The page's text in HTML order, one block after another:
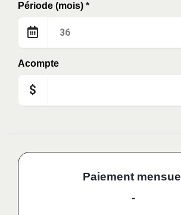
Période (mois) *
Acompte
$
Paiement mensuel
-